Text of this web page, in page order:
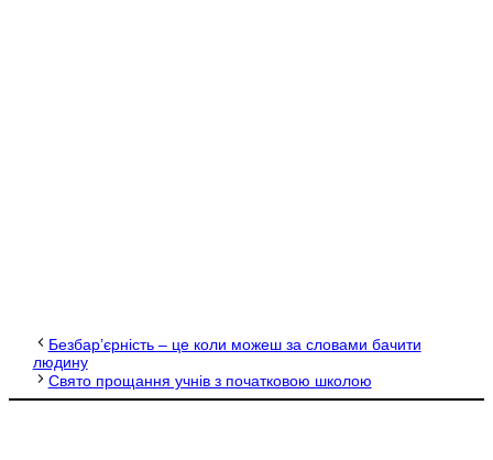
Безбар’єрність – це коли можеш за словами бачити
людину
Свято прощання учнів з початковою школою